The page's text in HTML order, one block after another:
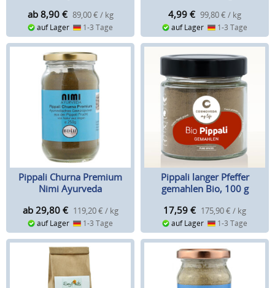
ab 8,90 € 89,00 € / kg
auf Lager 1-3 Tage
4,99 € 99,80 € / kg
auf Lager 1-3 Tage
Pippali Churna Premium
Nimi Ayurveda
ab 29,80 € 119,20 € / kg
auf Lager 1-3 Tage
Pippali langer Pfeffer
gemahlen Bio, 100 g
17,59 € 175,90 € / kg
auf Lager 1-3 Tage